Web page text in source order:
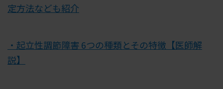
定方法なども紹介
・起立性調節障害 6つの種類とその特徴【医師解
説】